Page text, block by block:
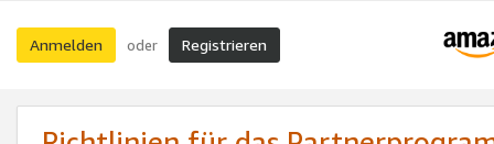
Anmelden oder Registrieren